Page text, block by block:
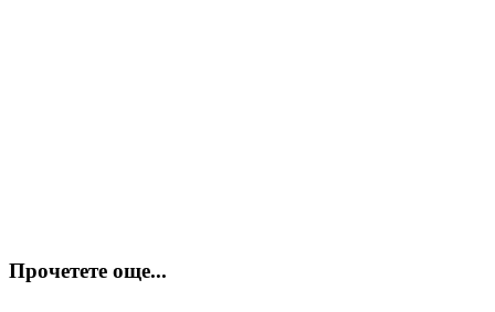
Прочетете още...